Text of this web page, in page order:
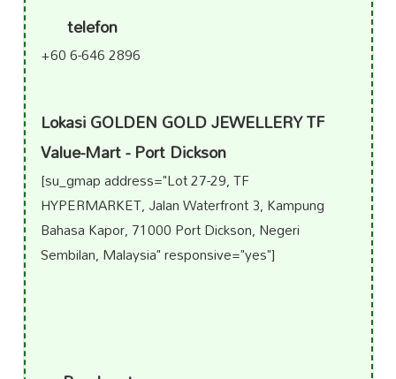
telefon
+60 6-646 2896
Lokasi GOLDEN GOLD JEWELLERY TF
Value-Mart - Port Dickson
[su_gmap address="Lot 27-29, TF
HYPERMARKET, Jalan Waterfront 3, Kampung
Bahasa Kapor, 71000 Port Dickson, Negeri
Sembilan, Malaysia" responsive="yes"]